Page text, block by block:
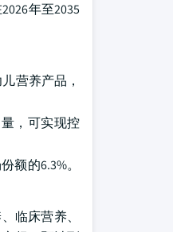
年至2035
营养产品，
，可实现控
额的6.3%。
临床营养、